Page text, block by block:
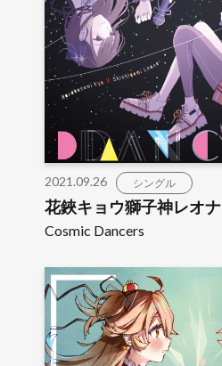
2021.09.26 シングル
花鋏キョウ獅子神レオナ
Cosmic Dancers